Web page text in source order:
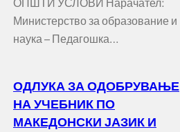
ОПШТИ УСЛОВИ Нарачател:
Министерство за образование и
наука – Педагошка…
ОДЛУКА ЗА ОДОБРУВАЊЕ
НА УЧЕБНИК ПО
МАКЕДОНСКИ ЈАЗИК И